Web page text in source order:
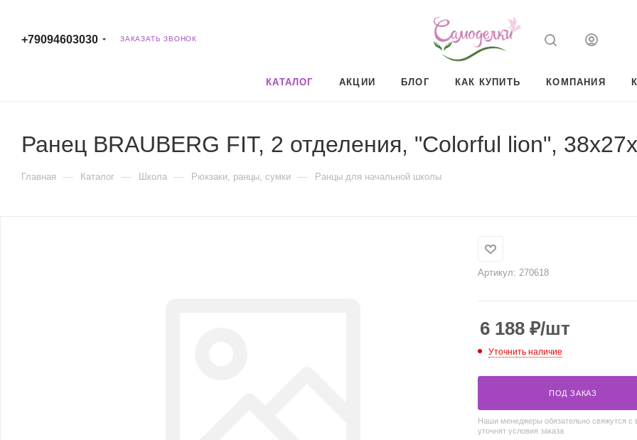
+79094603030 ЗАКАЗАТЬ ЗВОНОК
КАТАЛОГ АКЦИИ БЛОГ КАК КУПИТЬ КОМПАНИЯ
Ранец BRAUBERG FIT, 2 отделения, "Colorful lion",
Главная — Каталог — Школа — Рюкзаки, ранцы, сумки — Ранцы для начальной школы
Артикул: 270618
6 188 ₽/шт
Уточнить наличие
ПОД ЗАКАЗ
Наши менеджеры обязательно свяжутся с
уточнят условия заказа